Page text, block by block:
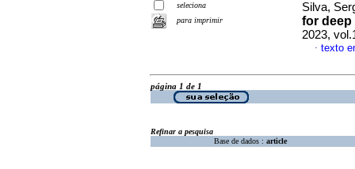
seleciona
para imprimir
Silva,
for deep
2023,
· texto
página 1 de 1
Refinar a pesquisa
Base de dados : article